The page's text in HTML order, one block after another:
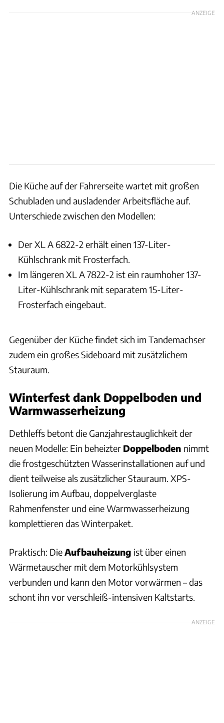
ANZEIGE
Die Küche auf der Fahrerseite wartet mit großen
Schubladen und ausladender Arbeitsfläche auf.
Unterschiede zwischen den Modellen:
Der XL A 6822-2 erhält einen 137-Liter-
Kühlschrank mit Frosterfach.
Im längeren XL A 7822-2 ist ein raumhoher 137-
Liter-Kühlschrank mit separatem 15-Liter-
Frosterfach eingebaut.
Gegenüber der Küche findet sich im Tandemachser
zudem ein großes Sideboard mit zusätzlichem
Stauraum.
Winterfest dank Doppelboden und
Warmwasserheizung
Dethleffs betont die Ganzjahrestauglichkeit der
neuen Modelle: Ein beheizter Doppelboden nimmt
die frostgeschützten Wasserinstallationen auf und
dient teilweise als zusätzlicher Stauraum. XPS-
Isolierung im Aufbau, doppelverglaste
Rahmenfenster und eine Warmwasserheizung
komplettieren das Winterpaket.
Praktisch: DieAufbauheizung ist über einen
Wärmetauscher mit dem Motorkühlsystem
verbunden und kann den Motor vorwärmen – das
schont ihn vor verschleiß-intensiven Kaltstarts.
ANZEIGE